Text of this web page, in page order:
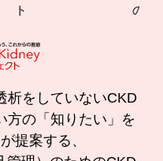
の効果
析をしていないCKD
方の「知りたい」を
提案する、